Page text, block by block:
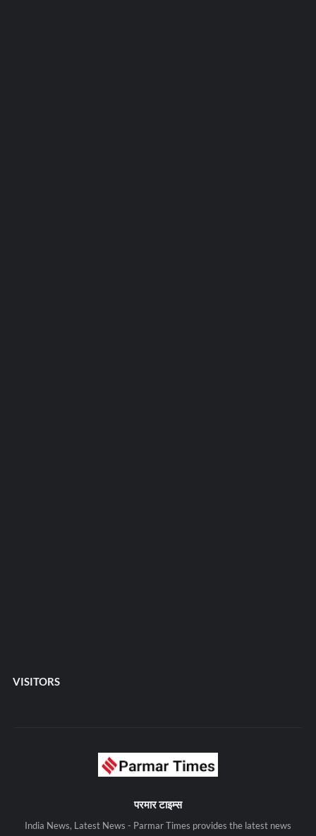
VISITORS
परमार टाइम्स
India News, Latest News - Parmar Times provides the latest news